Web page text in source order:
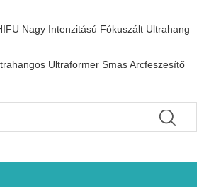
Nagy Intenzitású Fókuszált Ultrahang
Ultraformer Smas Arcfeszesítő